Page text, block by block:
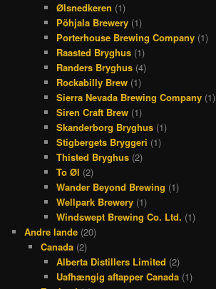
Ølsnedkeren (1)
Põhjala Brewery (1)
Porterhouse Brewing Company (1)
Raasted Bryghus (1)
Randers Bryghus (4)
Rockabilly Brew (1)
Sierra Nevada Brewing Company (1)
Siren Craft Brew (1)
Skanderborg Bryghus (1)
Stigbergets Bryggeri (1)
Thisted Bryghus (2)
To Øl (2)
Wander Beyond Brewing (1)
Wellpark Brewery (1)
Windswept Brewing Co. Ltd. (1)
Andre lande (20)
Canada(2)
Alberta Distillers Limited (2)
Uafhængig aftapper Canada (1)